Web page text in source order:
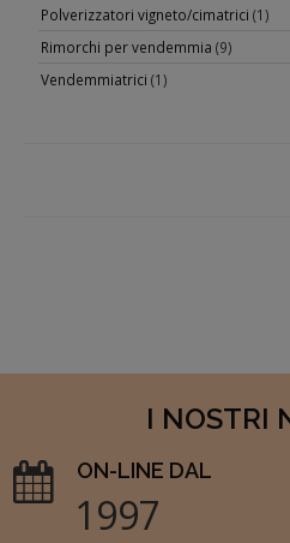
Polverizzatori vigneto/cimatrici (1)
Rimorchi per vendemmia (9)
Vendemmiatrici (1)
I NOSTRI
ON-LINE DAL
1997